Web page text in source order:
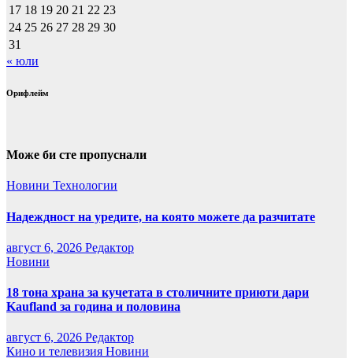
17 18 19 20 21 22 23
24 25 26 27 28 29 30
31
« юли
Орифлейм
Може би сте пропуснали
Новини Технологии
Надеждност на уредите, на която можете да разчитате
август 6, 2026 Редактор
Новини
18 тона храна за кучетата в столичните приюти дари
Kaufland за година и половина
август 6, 2026 Редактор
Кино и телевизия Новини